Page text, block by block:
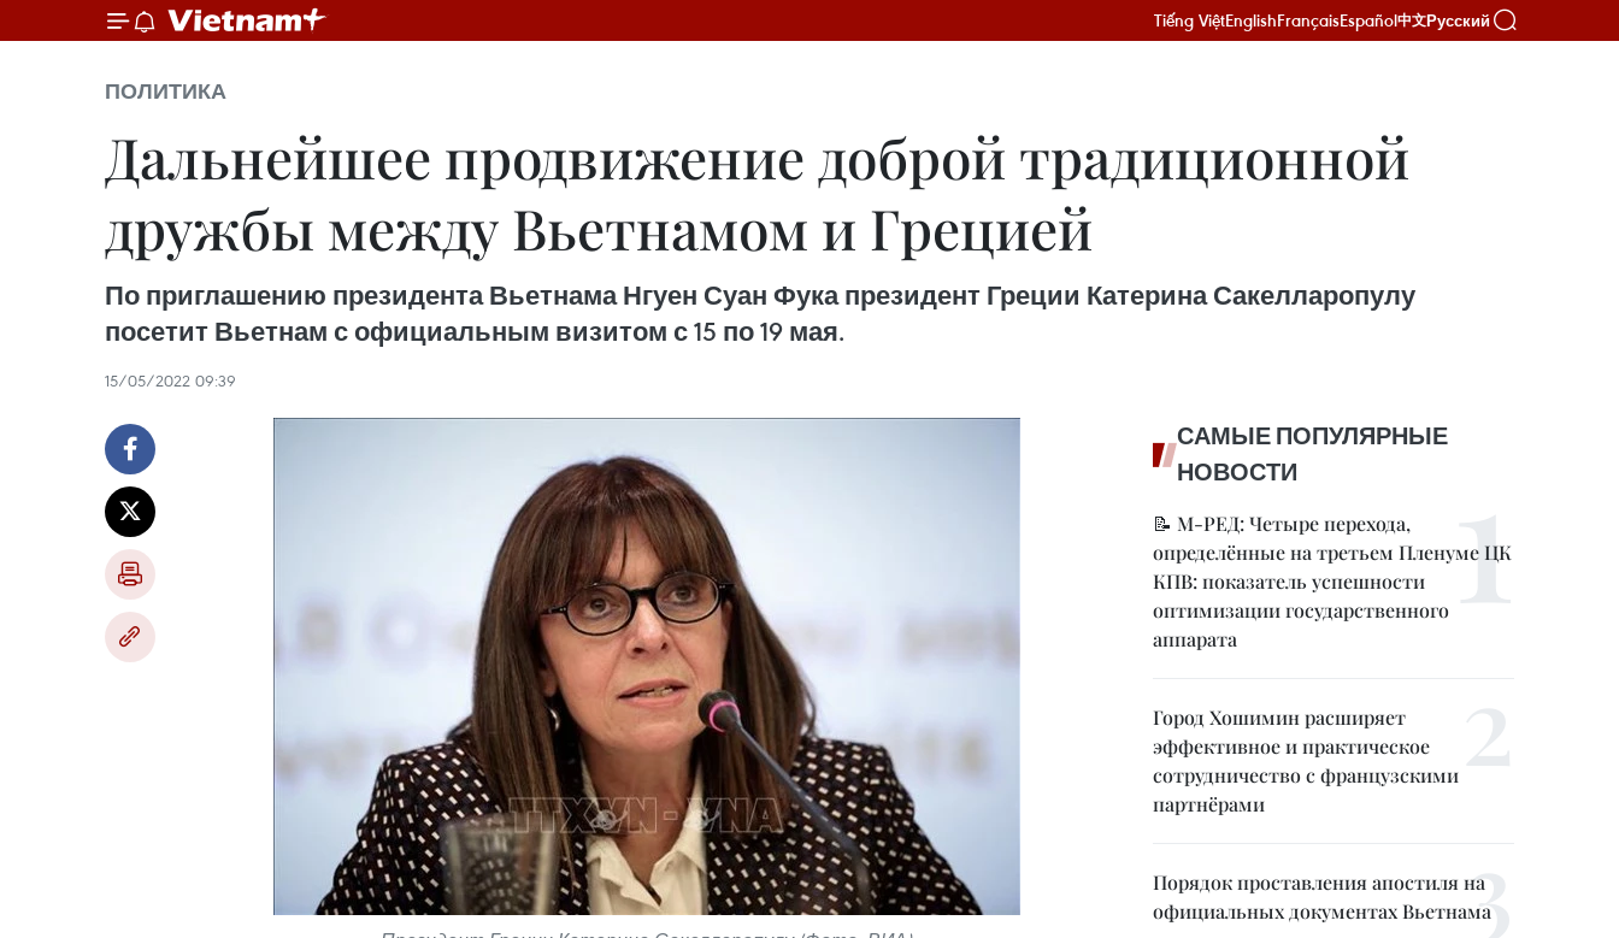
Tiếng ViệtEnglishFrançaisEspañol中文Русский
ПОЛИТИКА
Дальнейшее продвижение доброй традиционной
дружбы между Вьетнамом и Грецией
По приглашению президента Вьетнама Нгуен Суан Фука президент Греции Катерина Сакелларопулу
посетит Вьетнам с официальным визитом с 15 по 19 мая.
15/05/2022 09:39
САМЫЕ ПОПУЛЯРНЫЕ
НОВОСТИ
📝 М-РЕД: Четыре перехода,
определённые на третьем Пленуме ЦК
КПВ: показатель успешности
оптимизации государственного
аппарата
Город Хошимин расширяет
эффективное и практическое
сотрудничество с французскими
партнёрами
Порядок проставления апостиля на
официальных документах Вьетнама